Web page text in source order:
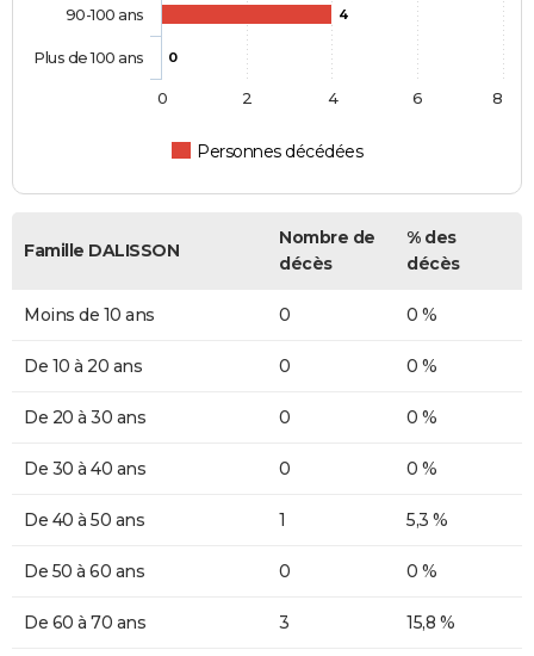
4
0
Personnes décédées
90-100 ans
Plus de 100 ans
0 2 4 6 8
Famille DALISSON
Nombre de
décès
% des
décès
Moins de 10 ans 0 0 %
De 10 à 20 ans 0 0 %
De 20 à 30 ans 0 0 %
De 30 à 40 ans 0 0 %
De 40 à 50 ans 1 5,3 %
De 50 à 60 ans 0 0 %
De 60 à 70 ans 3 15,8 %